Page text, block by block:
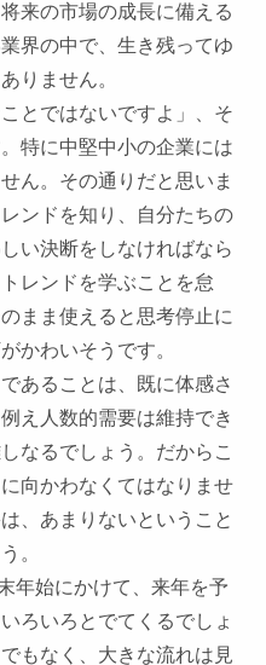
来の市場の成長に備える
界の中で、生き残ってゆ
りません。
とではないですよ」、そ
特に中堅中小の企業には
ん。その通りだと思いま
ンドを知り、自分たちの
い決断をしなければなら
レンドを学ぶことを怠
まま使えると思考停止に
かわいそうです。
あることは、既に体感さ
え人数的需要は維持でき
なるでしょう。だからこ
向かわなくてはなりませ
、あまりないということ
。
年始にかけて、来年を予
ろいろとでてくるでしょ
もなく、大きな流れは見